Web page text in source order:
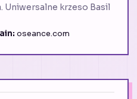
Uniwersalne krzeso Basil
oseance.com